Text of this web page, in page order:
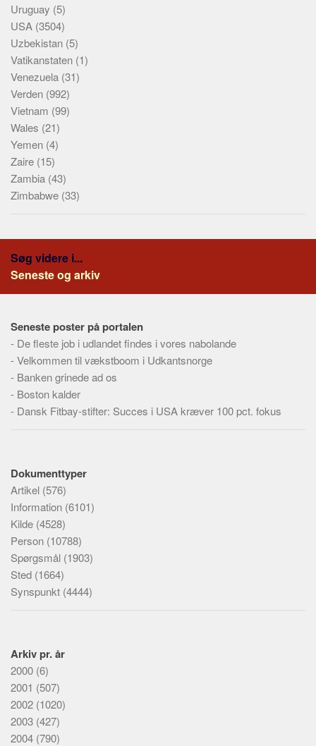
Uruguay (5)
USA (3504)
Uzbekistan (5)
Vatikanstaten (1)
Venezuela (31)
Verden (992)
Vietnam (99)
Wales (21)
Yemen (4)
Zaire (15)
Zambia (43)
Zimbabwe (33)
Søg videre i...
Seneste og arkiv
Seneste poster på portalen
- De fleste job i udlandet findes i vores nabolande
-Velkommen til vækstboom i Udkantsnorge
- Banken grinede ad os
- Boston kalder
- Dansk Fitbay-stifter: Succes i USA kræver 100 pct. fokus
Dokumenttyper
Artikel (576)
Information (6101)
Kilde (4528)
Person (10788)
Spørgsmål (1903)
Sted (1664)
Synspunkt (4444)
Arkiv pr. år
2000 (6)
2001 (507)
2002 (1020)
2003 (427)
2004 (790)